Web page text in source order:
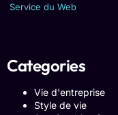
Service du Web
Categories
Vie d'entreprise
Style de vie